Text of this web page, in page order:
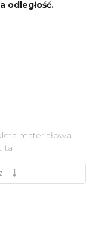
odległość.
materiałowa